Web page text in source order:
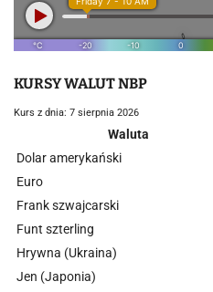
KURSY WALUT NBP
Kurs z dnia: 7 sierpnia 2026
Waluta
Dolar amerykański
Euro
Frank szwajcarski
Funt szterling
Hrywna (Ukraina)
Jen (Japonia)